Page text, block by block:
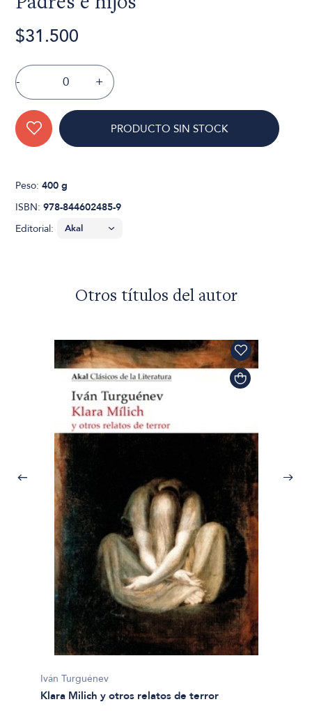
$31.500
- +
PRODUCTO SIN STOCK
Peso:400 g
ISBN:978-844602485-9
Editorial:
Otros títulos del autor
Iván Turguénev
Klara Milich y otros relatos de terror